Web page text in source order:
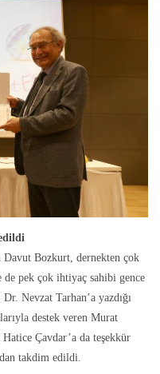
Davut Bozkurt, dernekten çok
de pek çok ihtiyaç sahibi gence
Nevzat Tarhan’a yazdığı
destek veren Murat
Çavdar’a da teşekkür
takdim edildi.